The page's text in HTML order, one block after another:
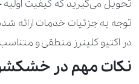
شنل عروس
شومیز
شومیز کارشده
تحویل می‌گیرید که کیفیت اولیه
توجه به جزئیات خدمات ارائه
در اکتیو کلینرز منطقی و
نکات مهم در